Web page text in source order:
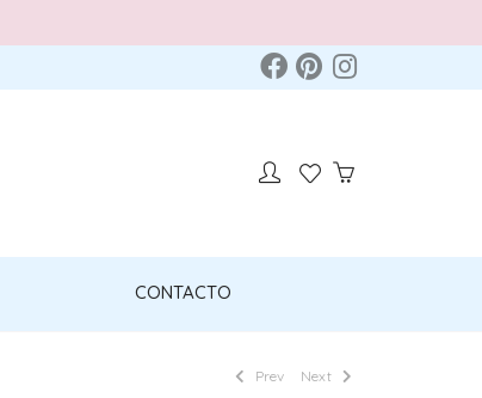
CONTACTO
Prev Next